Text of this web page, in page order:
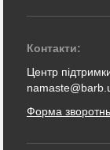
Контакти:
Центр підтримки
Форма